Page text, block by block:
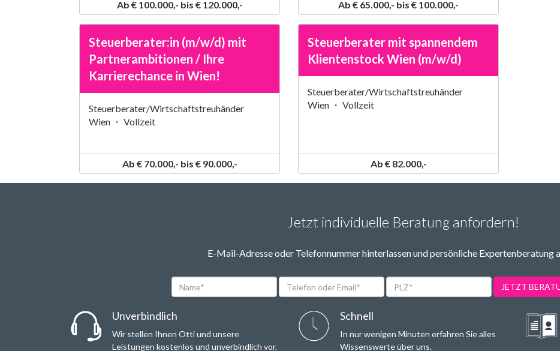
Ab € 100.000,- bis € 120.000,- Ab € 65.000,- bis € 100.000,-
Steuerberater:in (m/w/d) mit
Partnerambitionen / Ihre
Karrierechance in Wien!
Steuerberater/Wirtschaftstreuhänder
Wien ・ Vollzeit
Ab € 70.000,- bis € 90.000,-
Steuerberater mit spannendem
Klientenstock Wien (m/w/d)
Steuerberater/Wirtschaftstreuhänder
Wien ・ Vollzeit
Ab € 82.000,-
Jetzt individuelle Beratung anfordern!
E-Mail-Adresse oder Telefonnummer hinterlassen und persönliche Expertenberatung
Name*
Telefon
oder
PLZ* JETZT
Unverbindlich
Wir stellen Ihnen Otti und unsere
Leistungen kostenlos und unverbindlich vor.
Schnell
In nur wenigen Minuten erfahren Sie alles
Wissenswerte über uns.